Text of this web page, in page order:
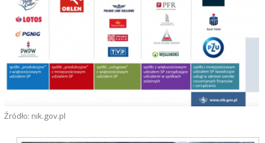
Źródło: nik.gov.pl